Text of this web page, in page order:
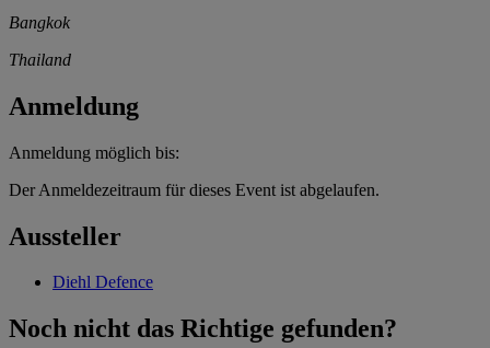
Bangkok
Thailand
Anmeldung
Anmeldung möglich bis:
Der Anmeldezeitraum für dieses Event ist abgelaufen.
Aussteller
Diehl Defence
Noch nicht das Richtige gefunden?